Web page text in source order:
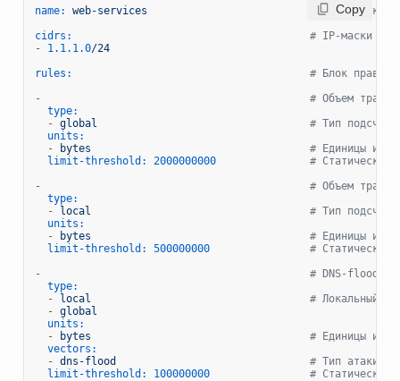
name: web-services
# Имя объекта
cidrs:
# IP-маски
-
1.1 .1 .0/24
rules:
# Блок правил
-
# Объем
type:
- global
# Тип
units:
-
bytes
# Единицы
limit-threshold:
2000000000
# Статический
-
# Объем
type:
-
local
# Тип
units:
-
bytes
# Единицы
limit-threshold:
500000000
# Статический
-
# DNS-flood
type:
-
local
# Локальный и
- global
units:
-
bytes
# Единицы
vectors:
- dns-flood
# Тип атаки —
limit-threshold:
100000000 # Статический
Copy